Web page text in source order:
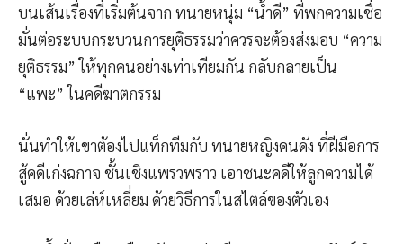
บนเส้นเรื่องที่เริ่มต้นจาก ทนายหนุ่ม “น้ำดี” ที่พกความเชื่อ
มั่นต่อระบบกระบวนการยุติธรรมว่าควรจะต้องส่งมอบ “ความ
ยุติธรรม” ให้ทุกคนอย่างเท่าเทียมกัน กลับกลายเป็น
“แพะ” ในคดีฆาตกรรม
นั่นทำให้เขาต้องไปแท็กทีมกับ ทนายหญิงคนดัง ที่ฝีมือการ
สู้คดีเก่งฉกาจ ชั้นเชิงแพรวพราว เอาชนะคดีให้ลูกความได้
เสมอ ด้วยเล่ห์เหลี่ยม ด้วยวิธีการในสไตล์ของตัวเอง